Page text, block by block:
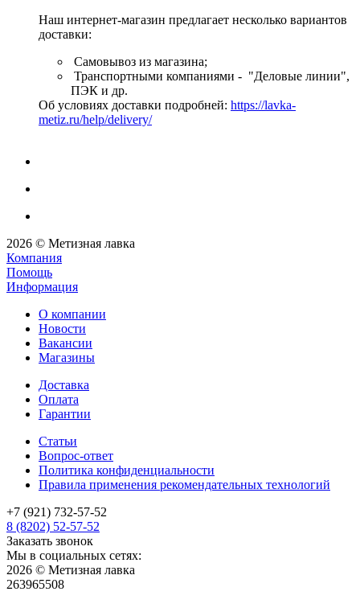
Наш интернет-магазин предлагает несколько вариантов
доставки:
Самовывоз из магазина;
Транспортными компаниями - "Деловые линии",
ПЭК и др.
Об условиях доставки подробней: https://lavka-
metiz.ru/help/delivery/
2026 © Метизная лавка
Компания
Помощь
Информация
О компании
Новости
Вакансии
Магазины
Доставка
Оплата
Гарантии
Статьи
Вопрос-ответ
Политика конфиденциальности
Правила применения рекомендательных технологий
+7 (921) 732-57-52
8 (8202) 52-57-52
Заказать звонок
Мы в социальных сетях:
2026 © Метизная лавка
263965508